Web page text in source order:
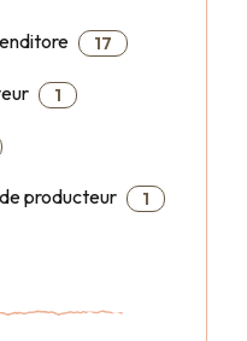
17
1
producteur 1